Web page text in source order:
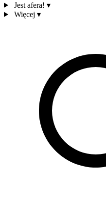
Jest afera! ▾
Więcej ▾